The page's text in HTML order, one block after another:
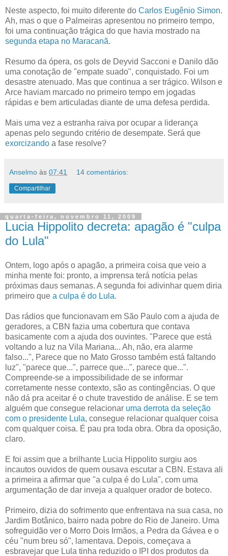
Neste aspecto, foi muito diferente do Carlos Eugênio Simon.
Ah, mas o que o Palmeiras apresentou no primeiro tempo,
foi uma continuação trágica do que havia mostrado na
segunda etapa no Maracanã.
Resumo da ópera, os gols de Deyvid Sacconi e Danilo dão
uma conotação de "empate suado", conquistado. Foi um
desastre atenuado. Mas que continua a ser trágico. Wilson e
Arce haviam marcado no primeiro tempo em jogadas
rápidas e bem articuladas diante de uma defesa perdida.
Mais uma vez a estranha raiva por ocupar a liderança
apenas pelo segundo critério de desempate. Será que
exorcizando a fase resolve?
Anselmo às 07:41 14 comentários:
Compartilhar
quarta-feira, novembro 11, 2009
Lucia Hippolito decreta: apagão é "culpa
do Lula"
Ontem, logo após o apagão, a primeira coisa que veio a
minha mente foi: pronto, a imprensa terá notícia pelas
próximas daus semanas. A segunda foi adivinhar quem diria
primeiro que a culpa é do Lula.
Das rádios que funcionavam em São Paulo com a ajuda de
geradores, a CBN fazia uma cobertura que contava
basicamente com a ajuda dos ouvintes. "Parece que está
voltando a luz na Vila Mariana... Ah, não, era alarme
falso...", Parece que no Mato Grosso também está faltando
luz", "parece que...", parrece que...", parece que...".
Compreende-se a impossibilidade de se informar
corretamente nesse contexto, são as contingências. O que
não dá pra aceitar é o chute travestido de análise. E se tem
alguém que consegue relacionar uma derrota da seleção
com o presidente Lula, consegue relacionar qualquer coisa
com qualquer coisa. É pau pra toda obra. Obra da oposição,
claro.
E foi assim que a brilhante Lucia Hippolito surgiu aos
incautos ouvidos de quem ousava escutar a CBN. Estava ali
a primeira a afirmar que "a culpa é do Lula", com uma
argumentação de dar inveja a qualquer orador de boteco.
Primeiro, dizia do sofrimento que enfrentava na sua casa, no
Jardim Botânico, bairro nada pobre do Rio de Janeiro. Uma
sofreguidão ver o Morro Dois Irmãos, a Pedra da Gávea e o
céu "num breu só", lamentava. Depois, começava a
esbravejar que Lula tinha reduzido o IPI dos produtos da